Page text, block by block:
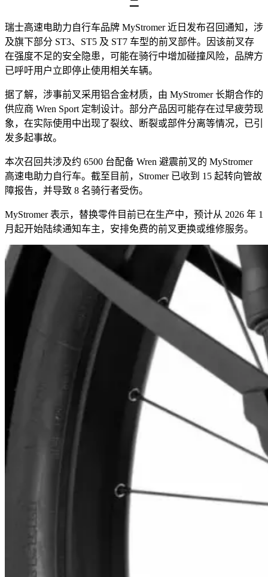
二
瑞士高速电助力自行车品牌 MyStromer 近日发布召回通知，涉
及旗下部分 ST3、ST5 及 ST7 车型的前叉部件。因该前叉存
在强度不足的安全隐患，可能在骑行中增加碰撞风险，品牌方
已呼吁用户立即停止使用相关车辆。
据了解，涉事前叉采用铝合金材质，由 MyStromer 长期合作的
供应商 Wren Sport 定制设计。部分产品因可能存在过早疲劳现
象，在实际使用中出现了裂纹、断裂或部件分离等情况，已引
发多起事故。
本次召回共涉及约 6500 台配备 Wren 避震前叉的 MyStromer
高速电助力自行车。截至目前，Stromer 已收到 15 起转向管故
障报告，并导致 8 名骑行者受伤。
MyStromer 表示，替换零件目前已在生产中，预计从 2026 年 1
月起开始陆续通知车主，安排免费的前叉更换或维修服务。